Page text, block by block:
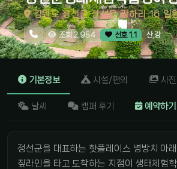
강원도 정선군 정선읍 광하리 16 일
조회 2,954 선호 1.1 산,강
기본정보 시설/편의 사진
날씨 캠퍼 후기 예약하기
정선군을 대표하는 핫플레이스 병방치 아
짚라인을 타고 도착하는 지점이 생태체험